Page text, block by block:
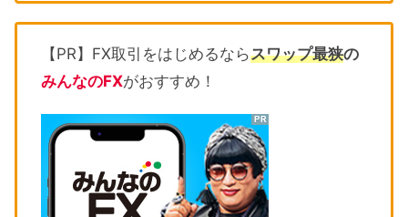
【PR】FX取引をはじめるならスワップ最狭の
みんなのFXがおすすめ！